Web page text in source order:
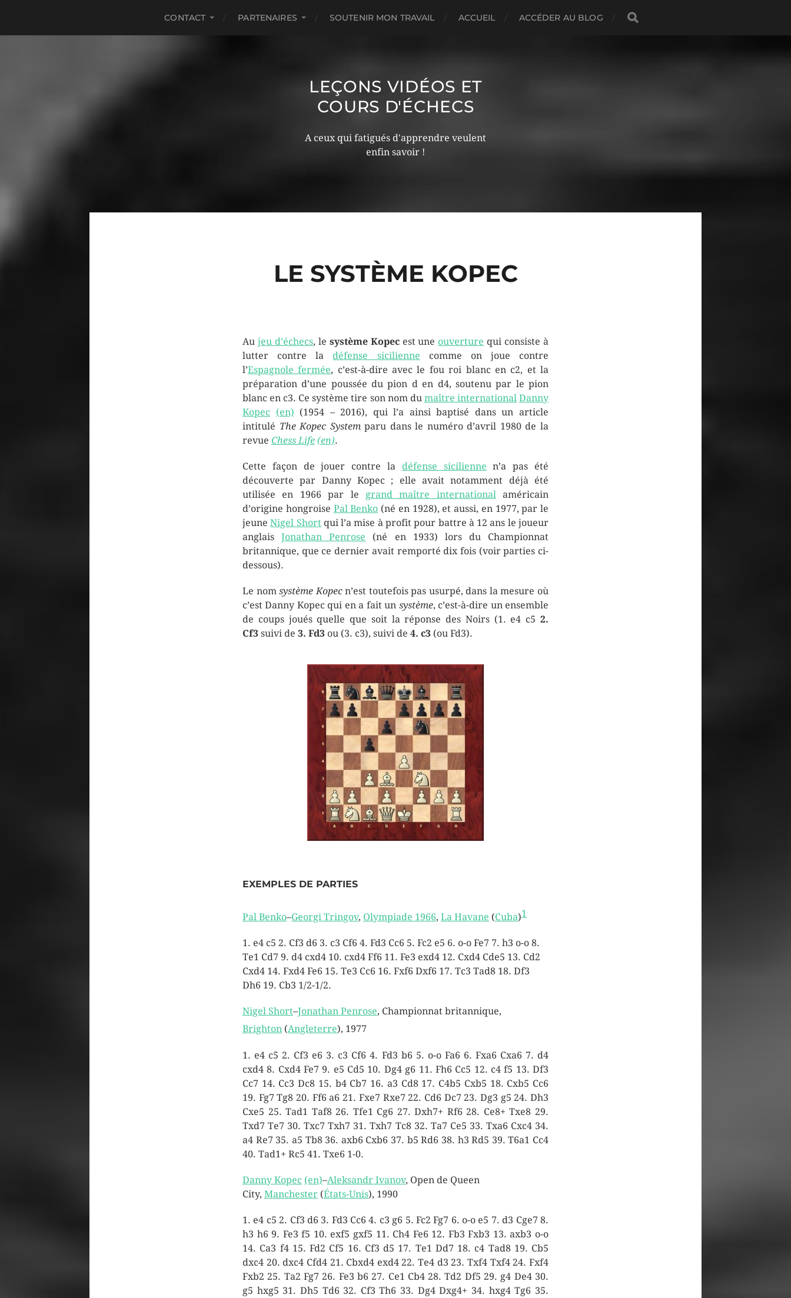
CONTACT PARTENAIRES SOUTENIR MON TRAVAIL ACCUEIL ACCÉDER AU BLOG
LEÇONS VIDÉOS ET
COURS D'ÉCHECS
A ceux qui fatigués d'apprendre veulent
enfin savoir !
LE SYSTÈME KOPEC
Au jeu d’échecs, le système Kopecest une ouverture qui consiste à
lutter contre la défense sicilienne comme on joue contre
l’Espagnole fermée, c’est-à-dire avec le fou roi blanc en c2, et la
préparation d’une poussée du pion d en d4, soutenu par le pion
blanc en c3. Ce système tire son nom du maître international Danny
Kopec (en) (1954 – 2016), qui l’a ainsi baptisé dans un article
intitulé The Kopec Systemparu dans le numéro d’avril 1980de la
revue Chess Life (en).
Cette façon de jouer contre la défense sicilienne n’a pas été
découverte par Danny Kopec ; elle avait notamment déjà été
utilisée en 1966 par le grand maître internationalaméricain
d’origine hongroise Pal Benko (né en 1928), et aussi, en 1977, par le
jeuneNigel Shortqui l’a mise à profit pour battre à 12 ans le joueur
anglaisJonathan Penrose (né en 1933) lors du Championnat
britannique, que ce dernier avait remporté dix fois (voir parties ci-
dessous).
Le nomsystème Kopecn’est toutefois pas usurpé, dans la mesure où
c’est Danny Kopec qui en a fait un système, c’est-à-dire un ensemble
de coups joués quelle que soit la réponse des Noirs (1. e4 c5 2.
Cf3 suivi de 3. Fd3 ou (3. c3), suivi de 4. c3 (ou Fd3).
EXEMPLES DE PARTIES
Pal Benko–Georgi Tringov, Olympiade 1966, La Havane (Cuba)1
1. e4 c5 2. Cf3 d6 3. c3 Cf6 4. Fd3 Cc6 5. Fc2 e5 6. o-o Fe7 7. h3 o-o 8.
Te1 Cd7 9. d4 cxd4 10. cxd4 Ff6 11. Fe3 exd4 12. Cxd4 Cde5 13. Cd2
Cxd4 14. Fxd4 Fe6 15. Te3 Cc6 16. Fxf6 Dxf6 17. Tc3 Tad8 18. Df3
Dh6 19. Cb3 1/2-1/2.
Nigel Short–Jonathan Penrose, Championnat britannique,
Brighton (Angleterre), 1977
1. e4 c5 2. Cf3 e6 3. c3 Cf6 4. Fd3 b6 5. o-o Fa6 6. Fxa6 Cxa6 7. d4
cxd4 8. Cxd4 Fe7 9. e5 Cd5 10. Dg4 g6 11. Fh6 Cc5 12. c4 f5 13. Df3
Cc7 14. Cc3 Dc8 15. b4 Cb7 16. a3 Cd8 17. C4b5 Cxb5 18. Cxb5 Cc6
19. Fg7 Tg8 20. Ff6 a6 21. Fxe7 Rxe7 22. Cd6 Dc7 23. Dg3 g5 24. Dh3
Cxe5 25. Tad1 Taf8 26. Tfe1 Cg6 27. Dxh7+ Rf6 28. Ce8+ Txe8 29.
Txd7 Te7 30. Txc7 Txh7 31. Txh7 Tc8 32. Ta7 Ce5 33. Txa6 Cxc4 34.
a4 Re7 35. a5 Tb8 36. axb6 Cxb6 37. b5 Rd6 38. h3 Rd5 39. T6a1 Cc4
40. Tad1+ Rc5 41. Txe6 1-0.
Danny Kopec (en)–Aleksandr Ivanov, Open de Queen
City, Manchester (États-Unis), 1990
1. e4 c5 2. Cf3 d6 3. Fd3 Cc6 4. c3 g6 5. Fc2 Fg7 6. o-o e5 7. d3 Cge7 8.
h3 h6 9. Fe3 f5 10. exf5 gxf5 11. Ch4 Fe6 12. Fb3 Fxb3 13. axb3 o-o
14. Ca3 f4 15. Fd2 Cf5 16. Cf3 d5 17. Te1 Dd7 18. c4 Tad8 19. Cb5
dxc4 20. dxc4 Cfd4 21. Cbxd4 exd4 22. Te4 d3 23. Txf4 Txf4 24. Fxf4
Fxb2 25. Ta2 Fg7 26. Fe3 b6 27. Ce1 Cb4 28. Td2 Df5 29. g4 De4 30.
g5 hxg5 31. Dh5 Td6 32. Cf3 Th6 33. Dg4 Dxg4+ 34. hxg4 Tg6 35.